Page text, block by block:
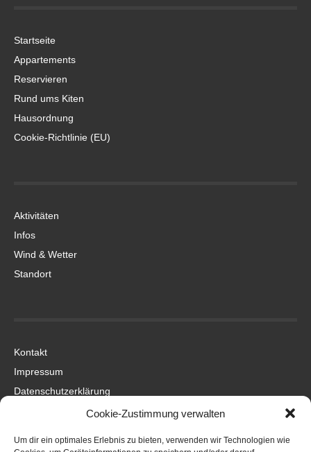
Cookie-Zustimmung verwalten
Um dir ein optimales Erlebnis zu bieten, verwenden wir Technologien wie
Startseite
Appartements
Reservieren
Rund ums Kiten
Hausordnung
Cookie-Richtlinie (EU)
Aktivitäten
Infos
Wind & Wetter
Standort
Kontakt
Impressum
Datenschutzerklärung